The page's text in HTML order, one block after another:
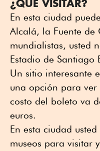
¿QUÉ VISITAR?
En esta ciudad
Alcalá, la Fuente de
mundialistas, usted
Estadio de Santiago
Un sitio interesante
una opción para
costo del boleto va
euros.
En esta ciudad
museos para visitar